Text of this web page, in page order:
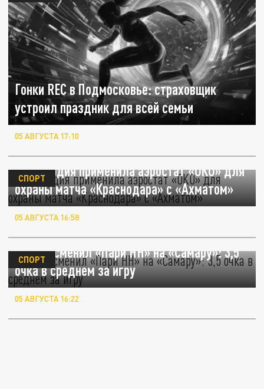
Гонки REC в Подмосковье: страховщик
устроил праздник для всей семьи
05 АВГУСТА 17:10
Росгвардия применила аэростат «ОКО» для
охраны матча «Краснодара» с «Ахматом»
СПОРТ
05 АВГУСТА 16:58
Зоткин сменил «Пари НН» на «Самару»: 3,5
очка в среднем за игру
СПОРТ
05 АВГУСТА 16:22